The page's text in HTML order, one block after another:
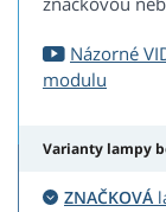
Názorné
modulu
Varianty lampy
ZNAČKOVÁ